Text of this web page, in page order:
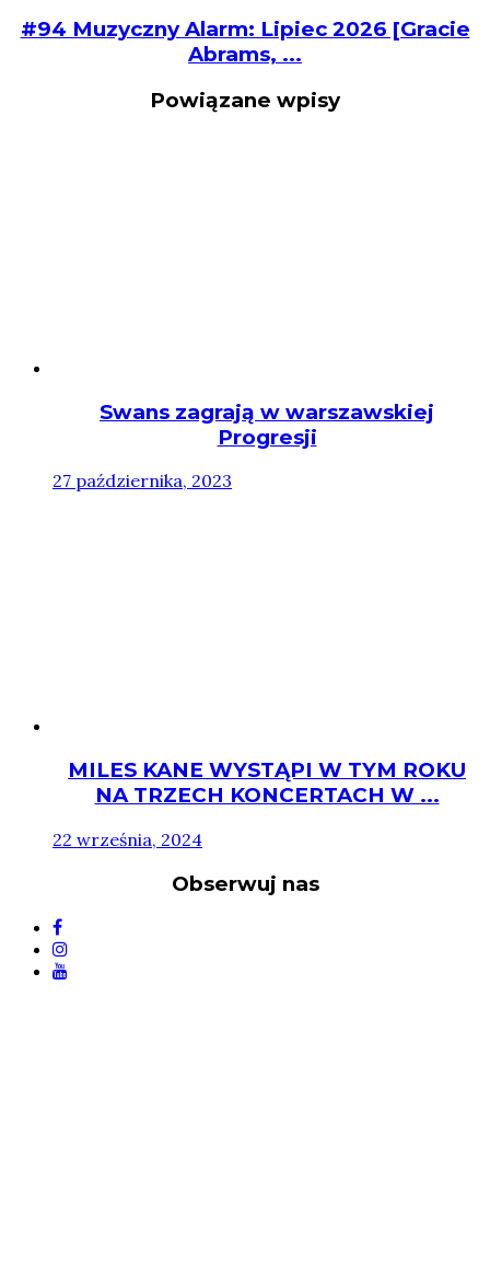
#94 Muzyczny Alarm: Lipiec 2026 [Gracie
Abrams, ...
Powiązane wpisy
Swans zagrają w warszawskiej
Progresji
27 października, 2023
MILES KANE WYSTĄPI W TYM ROKU
NA TRZECH KONCERTACH W ...
22 września, 2024
Obserwuj nas